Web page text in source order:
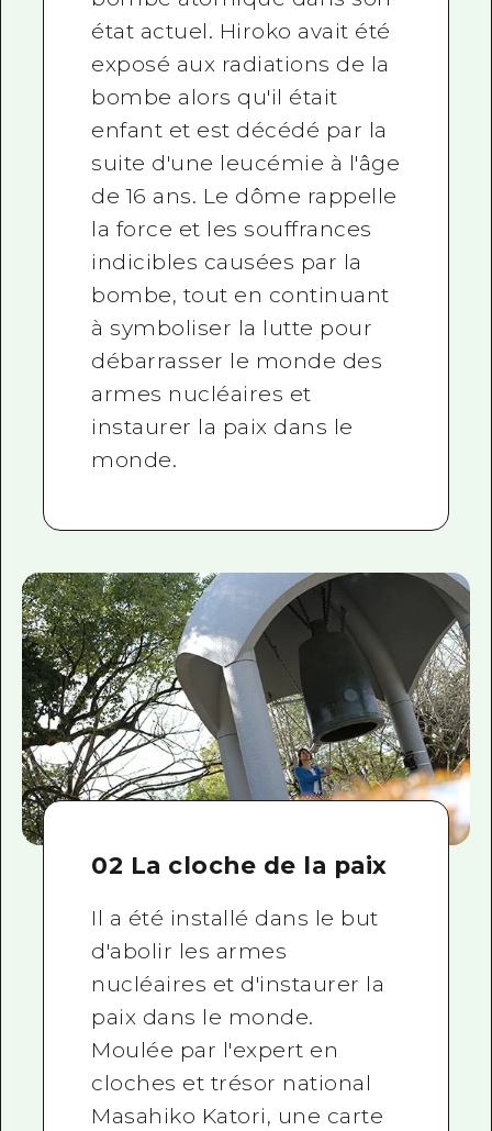
état actuel. Hiroko avait été
exposé aux radiations de la
bombe alors qu'il était
enfant et est décédé par la
suite d'une leucémie à l'âge
de 16 ans. Le dôme rappelle
la force et les souffrances
indicibles causées par la
bombe, tout en continuant
à symboliser la lutte pour
débarrasser le monde des
armes nucléaires et
instaurer la paix dans le
monde.
02 La cloche de la paix
Il a été installé dans le but
d'abolir les armes
nucléaires et d'instaurer la
paix dans le monde.
Moulée par l'expert en
cloches et trésor national
Masahiko Katori, une carte